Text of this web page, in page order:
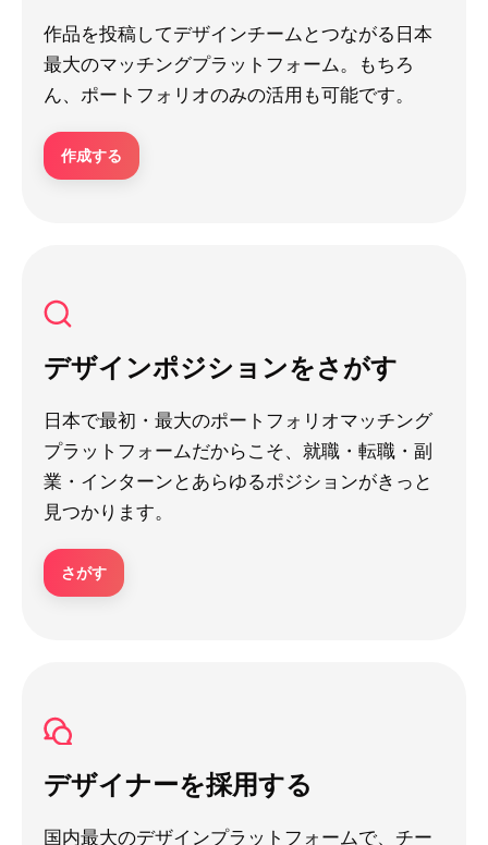
作品を投稿してデザインチームとつながる日本
最大のマッチングプラットフォーム。もちろ
ん、ポートフォリオのみの活用も可能です。
作成する
デザインポジションをさがす
日本で最初・最大のポートフォリオマッチング
プラットフォームだからこそ、就職・転職・副
業・インターンとあらゆるポジションがきっと
見つかります。
さがす
デザイナーを採用する
国内最大のデザインプラットフォームで、チー